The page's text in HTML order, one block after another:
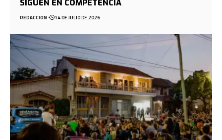
SIGUEN EN COMPETENCIA
REDACCION 14 DE JULIO DE 2026